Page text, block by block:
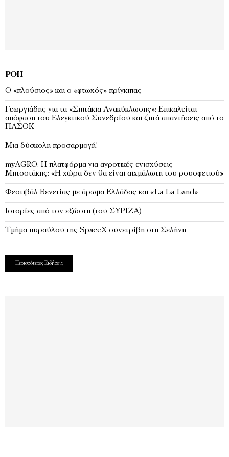
ΡΟΉ
Ο «πλούσιος» και ο «φτωχός» πρίγκιπας
Γεωργιάδης για τα «Σπιτάκια Ανακύκλωσης»: Επικαλείται
απόφαση του Ελεγκτικού Συνεδρίου και ζητά απαντήσεις από το
ΠΑΣΟΚ
Μια δύσκολη προσαρμογή!
myAGRO: Η πλατφόρμα για αγροτικές ενισχύσεις –
Μητσοτάκης: «Η χώρα δεν θα είναι αιχμάλωτη του ρουσφετιού»
Φεστιβάλ Βενετίας με άρωμα Ελλάδας και «La La Land»
Ιστορίες από τον εξώστη (του ΣΥΡΙΖΑ)
Τμήμα πυραύλου της SpaceX συνετρίβη στη Σελήνη
Περισσότερες Ειδήσεις